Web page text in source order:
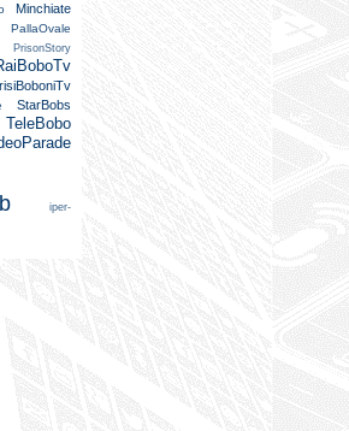
Minchiate
PallaOvale
PrisonStory
StarBobs
TeleBobo
iper-